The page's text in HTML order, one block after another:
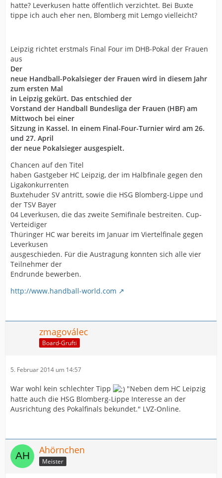
hatte? Leverkusen hatte öffentlich verzichtet. Bei Buxte
tippe ich auch eher nen, Blomberg mit Lemgo vielleicht?
Leipzig richtet erstmals Final Four im DHB-Pokal der Frauen
aus
Der
neue Handball-Pokalsieger der Frauen wird in diesem Jahr
zum ersten Mal
in Leipzig gekürt. Das entschied der
Vorstand der Handball Bundesliga der Frauen (HBF) am
Mittwoch bei einer
Sitzung in Kassel. In einem Final-Four-Turnier wird am 26.
und 27. April
der neue Pokalsieger ausgespielt.
Chancen auf den Titel
haben Gastgeber HC Leipzig, der im Halbfinale gegen den
Ligakonkurrenten
Buxtehuder SV antritt, sowie die HSG Blomberg-Lippe und
der TSV Bayer
04 Leverkusen, die das zweite Semifinale bestreiten. Cup-
Verteidiger
Thüringer HC war bereits im Januar im Viertelfinale gegen
Leverkusen
ausgeschieden. Für die Austragung konnten sich alle vier
Teilnehmer der
Endrunde bewerben.
http://www.handball-world.com
zmagoválec
Board-Grufti
5. Februar 2014 um 14:57
War wohl kein schlechter Tipp
"Neben dem HC Leipzig
hatte auch die HSG Blomberg-Lippe Interesse an der
Ausrichtung des Pokalfinals bekundet." LVZ-Online.
Ahörnchen
Meister